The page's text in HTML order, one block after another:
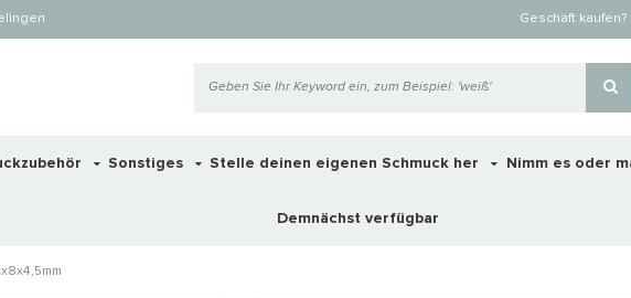
Geschäft kaufen?
Sonstiges Stelle deinen eigenen Schmuck her Nimm es oder
Demnächst verfügbar